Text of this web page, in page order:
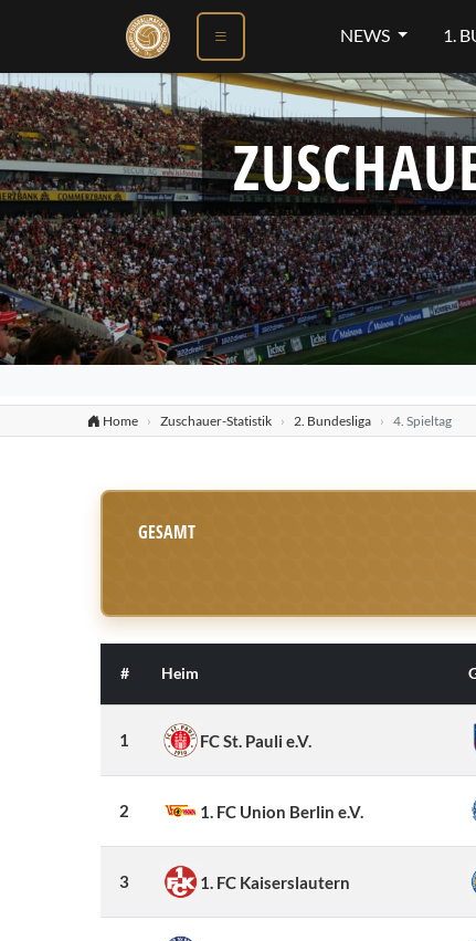
NEWS 1.
Home Zuschauer-Statistik 2. Bundesliga 4. Spieltag
GESAMT
# Heim
1 FC St. Pauli e.V.
2 1. FC Union Berlin e.V.
3 1. FC Kaiserslautern